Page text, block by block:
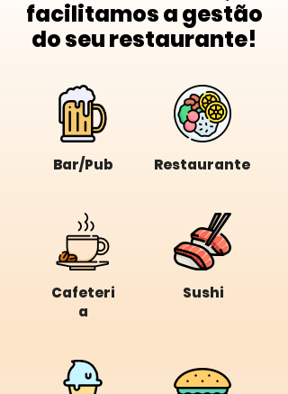
facilitamos a gestão
do seu restaurante!
Bar/Pub Restaurante
Cafeteri
a
Sushi